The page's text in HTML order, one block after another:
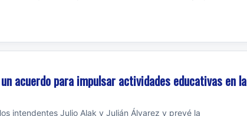
acuerdo para impulsar actividades educativas en la
intendentes Julio Alak y Julián Álvarez y prevé la